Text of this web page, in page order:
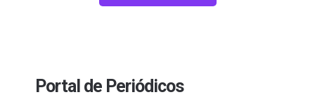
Portal de Periódicos